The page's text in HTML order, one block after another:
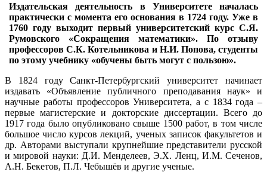
Издательская деятельность в Университете началась
практически с момента его основания в 1724 году. Уже в
1760 году выходит первый университетский курс С.Я.
Румовского «Сокращения математики». По отзыву
профессоров С.К. Котельникова и Н.И. Попова, студенты
по этому учебнику «обучены быть могут с пользою».
В 1824 году Санкт-Петербургский университет начинает
издавать «Объявление публичного преподавания наук» и
научные работы профессоров Университета, а с 1834 года –
первые магистерские и докторские диссертации. Всего до
1917 года было опубликовано свыше 1500 работ, в том числе
большое число курсов лекций, ученых записок факультетов и
др. Авторами выступали крупнейшие представители русской
и мировой науки: Д.И. Менделеев, Э.Х. Ленц, И.М. Сеченов,
А.Н. Бекетов, П.Л. Чебышёв и другие ученые.